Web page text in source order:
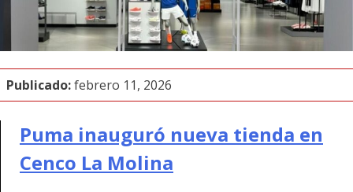
Publicado:febrero 11, 2026
Puma inauguró nueva tienda en
Cenco La Molina